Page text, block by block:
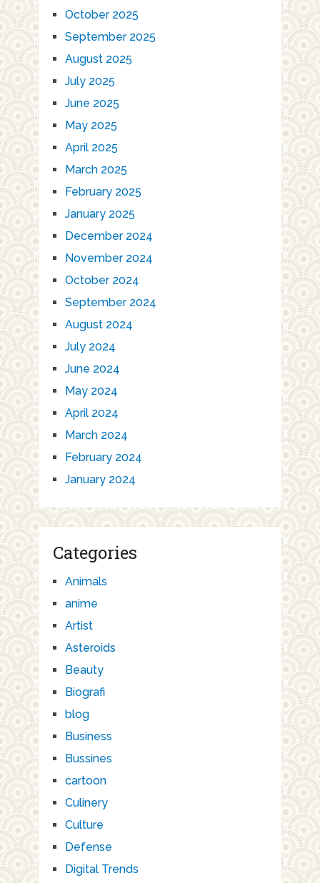
October 2025
September 2025
August 2025
July 2025
June 2025
May 2025
April 2025
March 2025
February 2025
January 2025
December 2024
November 2024
October 2024
September 2024
August 2024
July 2024
June 2024
May 2024
April 2024
March 2024
February 2024
January 2024
Categories
Animals
anime
Artist
Asteroids
Beauty
Biografi
blog
Business
Bussines
cartoon
Culinery
Culture
Defense
Digital Trends